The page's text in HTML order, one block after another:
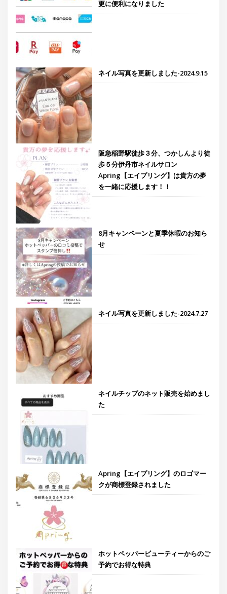
更に便利になりました
ネイル写真を更新しました-2024.9.15
阪急稲野駅徒歩３分、つかしんより徒
歩５分伊丹市ネイルサロン
Apring【エイプリング】は貴方の夢
を一緒に応援します！！
8月キャンペーンと夏季休暇のお知ら
せ
ネイル写真を更新しました-2024.7.27
ネイルチップのネット販売を始めまし
た
Apring【エイプリング】のロゴマー
クが商標登録されました
ホットペッパービューティーからのご
予約でお得な特典